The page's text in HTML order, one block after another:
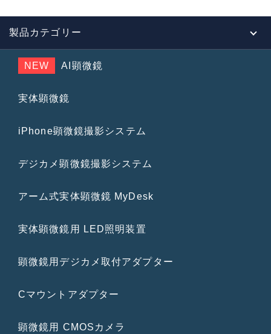
製品カテゴリー
NEW AI顕微鏡
実体顕微鏡
iPhone顕微鏡撮影システム
デジカメ顕微鏡撮影システム
アーム式実体顕微鏡 MyDesk
実体顕微鏡用 LED照明装置
顕微鏡用デジカメ取付アダプター
Cマウントアダプター
顕微鏡用 CMOSカメラ